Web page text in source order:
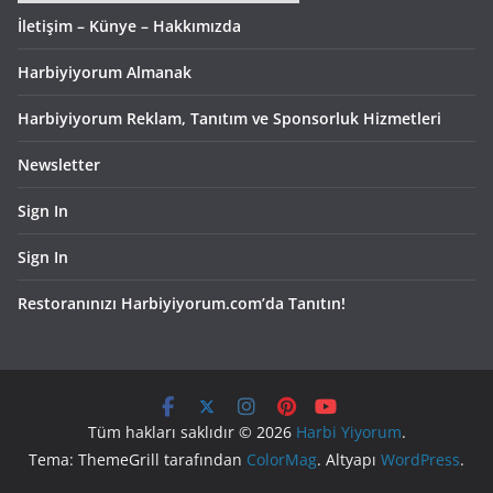
İletişim – Künye – Hakkımızda
Harbiyiyorum Almanak
Harbiyiyorum Reklam, Tanıtım ve Sponsorluk Hizmetleri
Newsletter
Sign In
Sign In
Restoranınızı Harbiyiyorum.com’da Tanıtın!
Tüm hakları saklıdır © 2026 Harbi Yiyorum.
Tema: ThemeGrill tarafından ColorMag. Altyapı WordPress.